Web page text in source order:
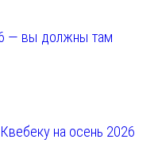
— вы должны там
на осень 2026